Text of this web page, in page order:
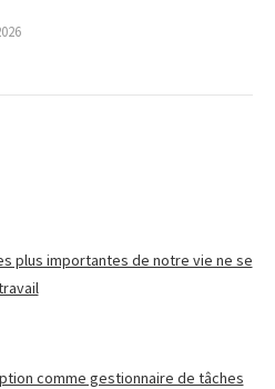
plus importantes de notre vie ne se
comme gestionnaire de tâches